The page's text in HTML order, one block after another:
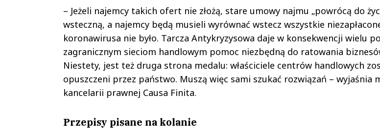
– Jeżeli najemcy takich ofert nie złożą, stare umowy najmu „powrócą do
wsteczną, a najemcy będą musieli wyrównać wstecz wszystkie
koronawirusa nie było. Tarcza Antykryzysowa daje w konsekwencji wielu
zagranicznym sieciom handlowym pomoc niezbędną do ratowania
Niestety, jest też druga strona medalu: właściciele centrów handlowych
opuszczeni przez państwo. Muszą więc sami szukać rozwiązań – wyjaśnia
kancelarii prawnej Causa Finita.
Przepisy pisane na kolanie